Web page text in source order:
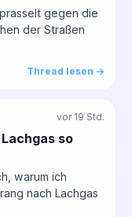
gegen die
der Straßen
Thread lesen →
vor 19 Std.
so
warum ich
nach Lachgas